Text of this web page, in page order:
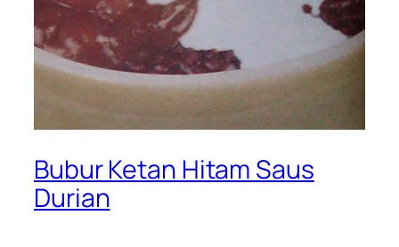
Bubur Ketan Hitam Saus
Durian